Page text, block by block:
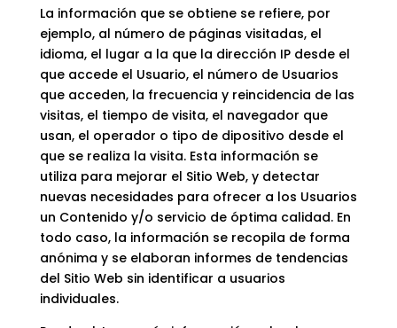
La información que se obtiene se refiere, por
ejemplo, al número de páginas visitadas, el
idioma, el lugar a la que la dirección IP desde el
que accede el Usuario, el número de Usuarios
que acceden, la frecuencia y reincidencia de las
visitas, el tiempo de visita, el navegador que
usan, el operador o tipo de dipositivo desde el
que se realiza la visita. Esta información se
utiliza para mejorar el Sitio Web, y detectar
nuevas necesidades para ofrecer a los Usuarios
un Contenido y/o servicio de óptima calidad. En
todo caso, la información se recopila de forma
anónima y se elaboran informes de tendencias
del Sitio Web sin identificar a usuarios
individuales.